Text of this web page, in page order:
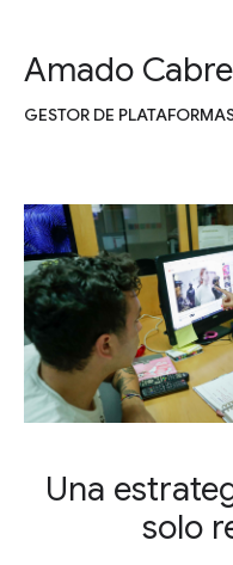
Amado
GESTOR DE
Una
solo